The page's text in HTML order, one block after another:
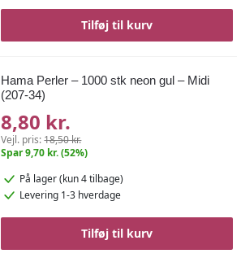
Tilføj til kurv
Hama Perler – 1000 stk neon gul – Midi
(207-34)
8,80 kr.
Vejl. pris:18,50 kr.
Spar 9,70 kr. (52%)
På lager(kun 4 tilbage)
Levering 1-3 hverdage
Tilføj til kurv